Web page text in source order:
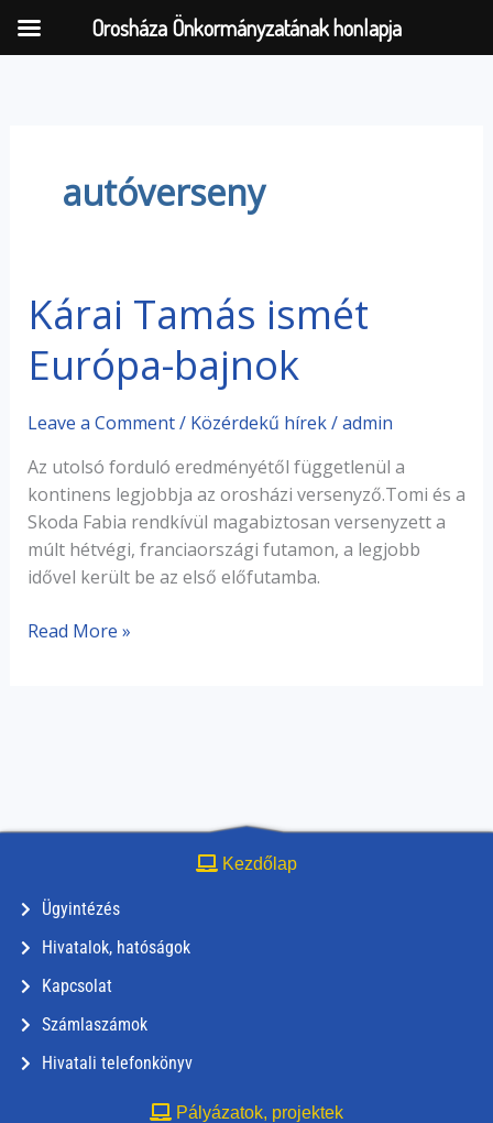
autóverseny
Kárai Tamás ismét
Európa-bajnok
Leave a Comment/ Közérdekű hírek/admin
Az utolsó forduló eredményétől függetlenül a
kontinens legjobbja az orosházi versenyző.Tomi és a
Skoda Fabia rendkívül magabiztosan versenyzett a
múlt hétvégi, franciaországi futamon, a legjobb
idővel került be az első előfutamba.
Kárai
Tamás
ismét
Európa-
bajnok
Read More »
Kezdőlap
Ügyintézés
Hivatalok, hatóságok
Kapcsolat
Számlaszámok
Hivatali telefonkönyv
Pályázatok, projektek
Orosháza Önkormányzatának honlapja